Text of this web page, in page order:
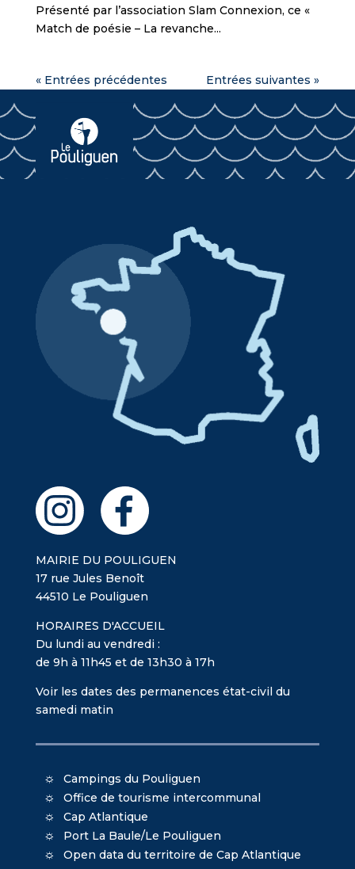
Présenté par l’association Slam Connexion, ce «
Match de poésie – La revanche...
« Entrées précédentes Entrées suivantes »
MAIRIE DU POULIGUEN
17 rue Jules Benoît
44510 Le Pouliguen
HORAIRES D'ACCUEIL
Du lundi au vendredi :
de 9h à 11h45 et de 13h30 à 17h
Voir les dates des permanences état-civil du
samedi matin
Campings du Pouliguen
Office de tourisme intercommunal
Cap Atlantique
Port La Baule/Le Pouliguen
Open data du territoire de Cap Atlantique